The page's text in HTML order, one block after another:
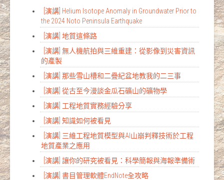
[演講] Helium Isotope Anomaly in Groundwater Prior to
the 2024 Noto Peninsula Earthquake
[演講] 地質這條路
[演講] 無人機航拍與三維重建：從影像到災害資訊
的產製
[演講] 那些雪山槽和二疊紀盆地教我的二三事
[演講] 從古至今漫談金瓜石礦山的礦物學
[演講] 工程地質實務經驗分享
[演講] 知識如何被看見
[演講] 三維工程地質模型與AI山崩判釋技術於工程
地質產業之應用
[演講] 讓你的研究被看見：科學簡報與海報準備術
[演講] 書目管理軟體EndNote全攻略